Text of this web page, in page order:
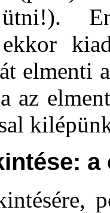
ekkor
elmenti
az
a